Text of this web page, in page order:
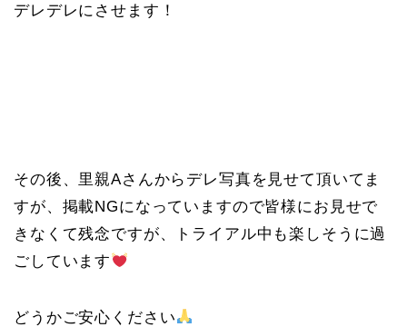
デレデレにさせます！
その後、里親Aさんからデレ写真を見せて頂いてま
すが、掲載NGになっていますので皆様にお見せで
きなくて残念ですが、トライアル中も楽しそうに過
ごしています
どうかご安心ください